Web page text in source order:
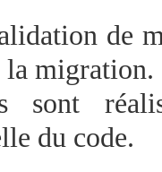
de
la migration.
sont
du code.